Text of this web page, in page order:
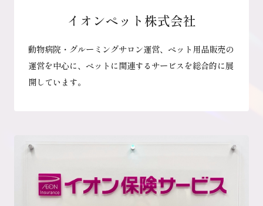
イオンペット株式会社
動物病院・グルーミングサロン運営、ペット用品販売の
運営を中心に、ペットに関連するサービスを総合的に展
開しています。